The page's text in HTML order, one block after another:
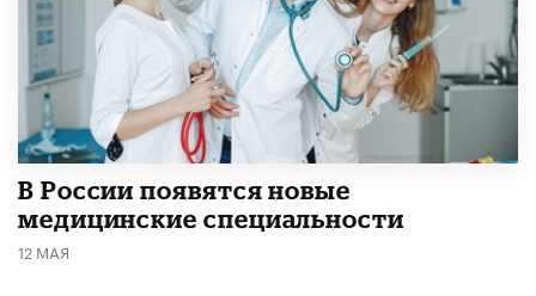
В России появятся новые
медицинские специальности
12 МАЯ